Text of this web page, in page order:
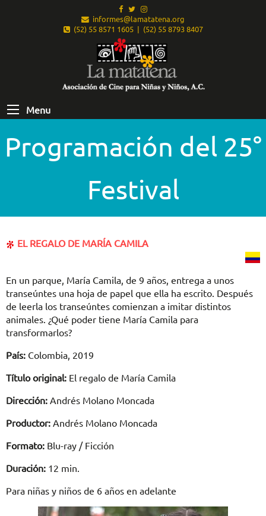
informes@lamatatena.org
(52) 55 8571 1605 | (52) 55 8793 8407
Menu
Programación del 25°
Festival
EL REGALO DE MARÍA CAMILA
En un parque, María Camila, de 9 años, entrega a unos
transeúntes una hoja de papel que ella ha escrito. Después
de leerla los transeúntes comienzan a imitar distintos
animales. ¿Qué poder tiene María Camila para
transformarlos?
País: Colombia, 2019
Título original: El regalo de María Camila
Dirección: Andrés Molano Moncada
Productor: Andrés Molano Moncada
Formato: Blu-ray / Ficción
Duración: 12 min.
Para niñas y niños de 6 años en adelante